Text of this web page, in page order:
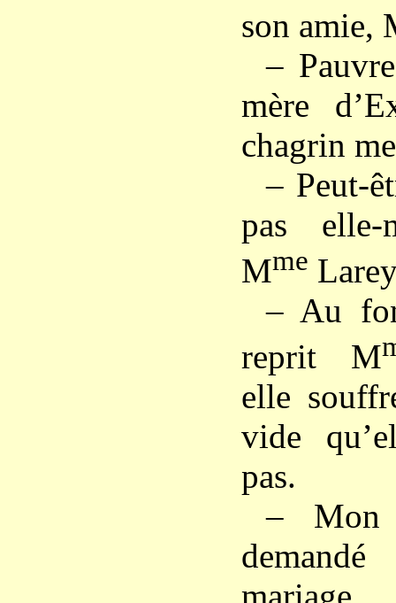
son amie,
–
mère
chagrin
– Peut-
pas elle-
Mme
– Au
reprit M
elle
vide
pas.
–